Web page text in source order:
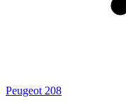
Peugeot 208